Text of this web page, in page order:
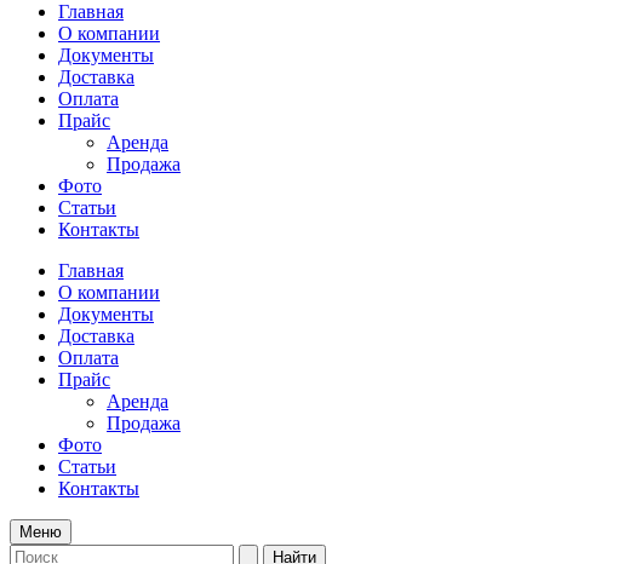
Главная
О компании
Документы
Доставка
Оплата
Прайс
Аренда
Продажа
Фото
Статьи
Контакты
Главная
О компании
Документы
Доставка
Оплата
Прайс
Аренда
Продажа
Фото
Статьи
Контакты
Меню